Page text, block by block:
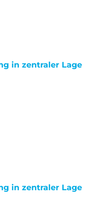
in zentraler Lage
in zentraler Lage